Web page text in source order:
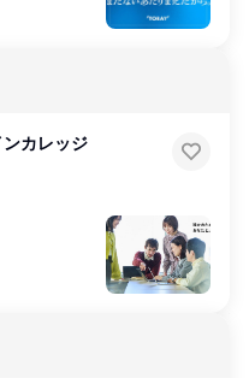
ンカレッジ